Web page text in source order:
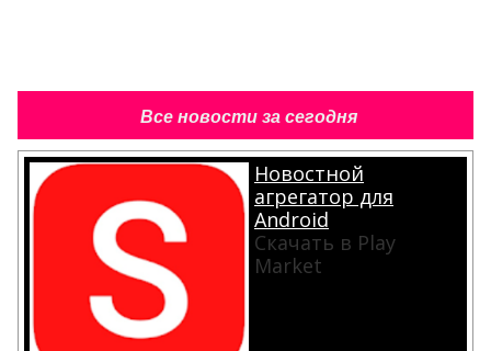
Все новости за сегодня
Новостной
агрегатор для
Android
Скачать в Play
Market